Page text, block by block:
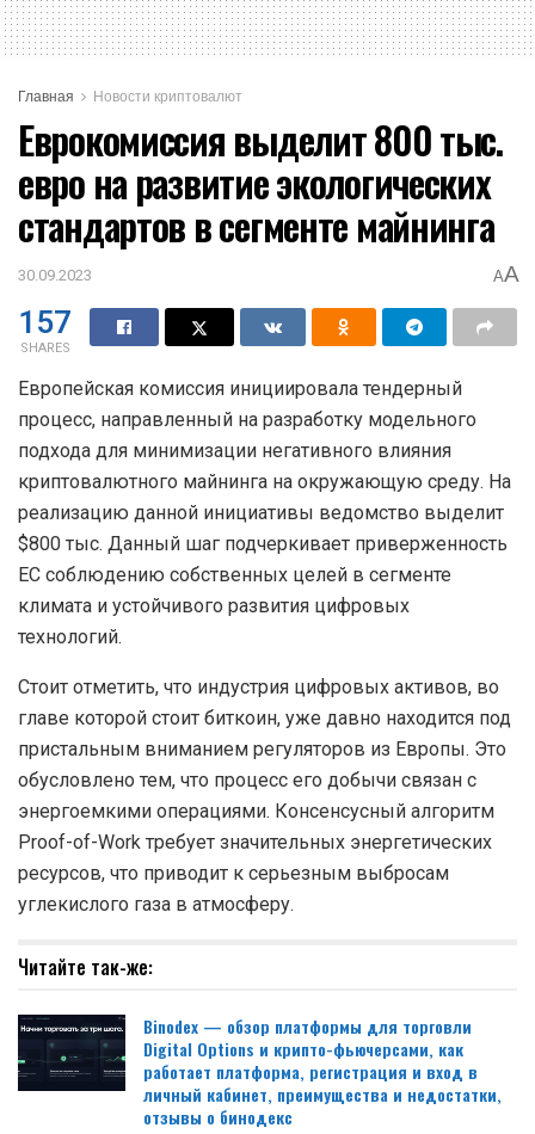
Главная Новости криптовалют
Еврокомиссия выделит 800 тыс.
евро на развитие экологических
стандартов в сегменте майнинга
30.09.2023 AA
157
SHARES
Европейская комиссия инициировала тендерный
процесс, направленный на разработку модельного
подхода для минимизации негативного влияния
криптовалютного майнинга на окружающую среду. На
реализацию данной инициативы ведомство выделит
$800 тыс. Данный шаг подчеркивает приверженность
ЕС соблюдению собственных целей в сегменте
климата и устойчивого развития цифровых
технологий.
Стоит отметить, что индустрия цифровых активов, во
главе которой стоит биткоин, уже давно находится под
пристальным вниманием регуляторов из Европы. Это
обусловлено тем, что процесс его добычи связан с
энергоемкими операциями. Консенсусный алгоритм
Proof-of-Work требует значительных энергетических
ресурсов, что приводит к серьезным выбросам
углекислого газа в атмосферу.
Читайте так-же:
Binodex — обзор платформы для торговли
Digital Options и крипто-фьючерсами, как
работает платформа, регистрация и вход в
личный кабинет, преимущества и недостатки,
отзывы о бинодекс